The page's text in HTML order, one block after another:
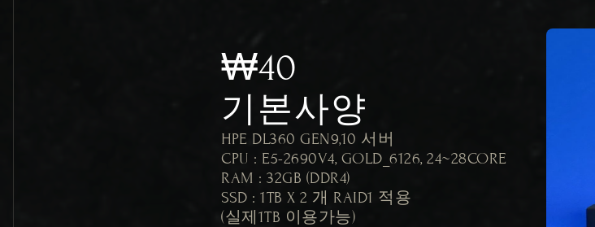
₩40
기본사양
HPE DL360 GEN9,10 서버
CPU : E5-2690V4, GOLD_6126, 24~28CORE
RAM : 32GB (DDR4)
SSD : 1TB X 2 개 RAID1 적용
(실제1TB 이용가능)